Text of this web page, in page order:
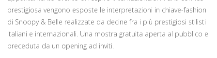
prestigiosa vengono esposte le interpretazioni in chiave-fashion
di Snoopy & Belle realizzate da decine fra i più prestigiosi stilisti
italiani e internazionali. Una mostra gratuita aperta al pubblico e
preceduta da un opening ad inviti.